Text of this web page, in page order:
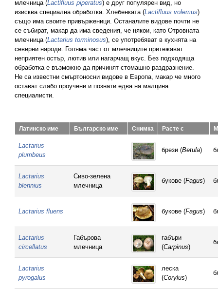
млечница (Lactifluus piperatus) е друг популярен вид, но
изисква специална обработка. Хлебенката (Lactifluus volemus)
също има своите привърженици. Останалите видове почти не
се събират, макар да има сведения, че някои, като Отровната
млечница (Lactarius torminosus), се употребяват в кухнята на
северни народи. Голяма част от млечниците притежават
неприятен остър, лютив или нагарчащ вкус. Без подходяща
обработка е възможно да причинят стомашно раздразнение.
Не са известни смъртоносни видове в Европа, макар че много
остават слабо проучени и познати едва на малцина
специалисти.
Латинско име Българско име Снимка Расте с
Lactarius
plumbeus
брези (Betula)
Lactarius
blennius
Сиво-зелена
млечница
букове (Fagus)
Lactarius fluens букове (Fagus)
Lactarius
circellatus
Габърова
млечница
габъри
(Carpinus)
Lactarius
pyrogalus
леска
(Corylus)